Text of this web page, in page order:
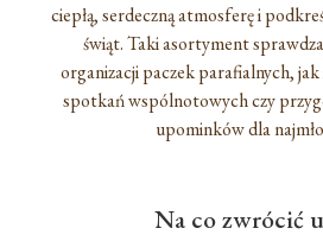
ciepłą, serdeczną atmosferę i
świąt. Taki asortyment
organizacji paczek parafialnych,
spotkań wspólnotowych czy
upominków dla
Na co zwrócić